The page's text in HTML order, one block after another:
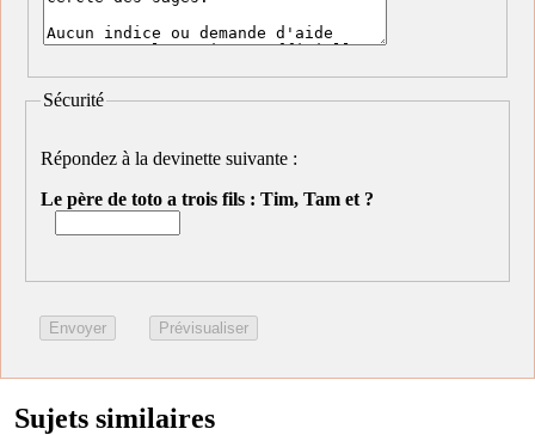
Sécurité
Répondez à la devinette suivante :
Le père de toto a trois fils : Tim, Tam et ?
Sujets similaires